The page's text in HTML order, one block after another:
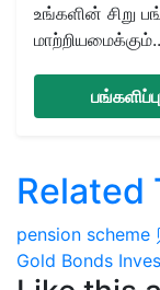
உங்களின் சிறு
Related
pension scheme
Gold Bonds